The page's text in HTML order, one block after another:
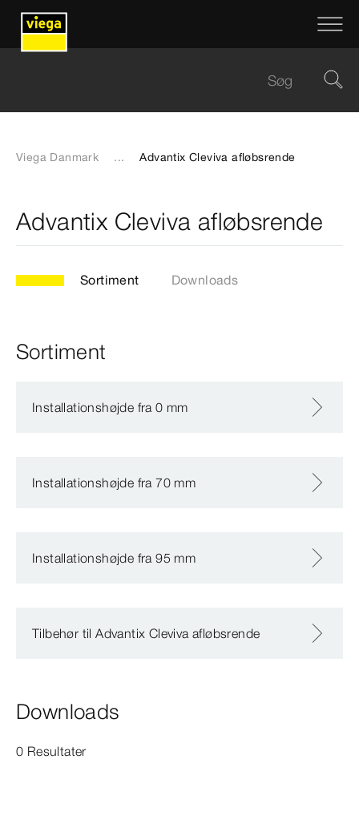
Viega Danmark ... Advantix Cleviva afløbsrende
Advantix Cleviva afløbsrende
Sortiment Downloads
Sortiment
Installationshøjde fra 0 mm
Installationshøjde fra 70 mm
Installationshøjde fra 95 mm
Tilbehør til Advantix Cleviva afløbsrende
Downloads
0 Resultater